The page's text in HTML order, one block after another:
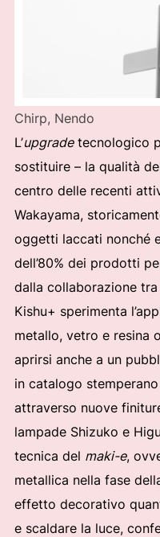
Chirp, Nendo
L’upgradetecnologico
sostituire – la qualità
centro delle recenti
Wakayama,
oggetti laccati nonché
dell’80% dei prodotti
dalla collaborazione
Kishu+ sperimenta
metallo, vetro e resina
aprirsi anche a un
in catalogo
attraverso nuove
lampade Shizuko e
tecnica del maki-e,
metallica nella fase
effetto decorativo
e scaldare la luce,